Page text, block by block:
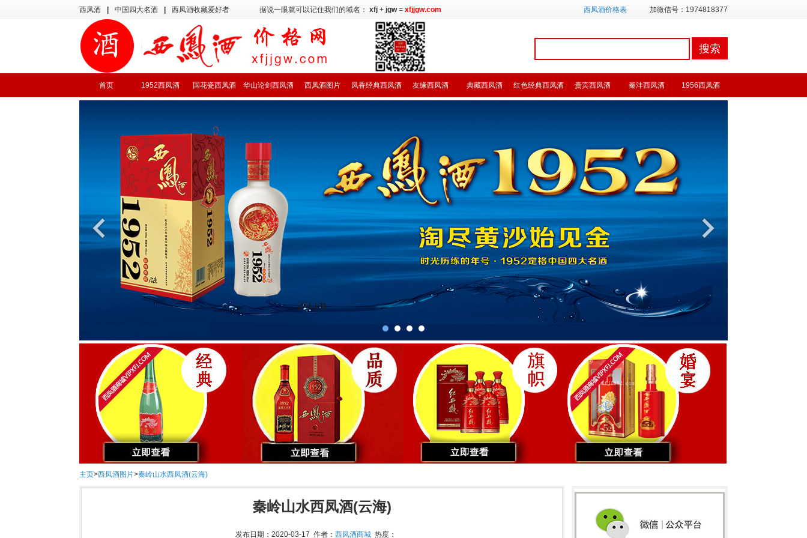
西凤酒 中国四大名酒 西凤酒收藏爱好者 据说一眼就可以记住我们的域名： xfj + jgw= xfjjgw.com 西凤酒价格表 加微信号：1974818377
首页 1952西凤酒 国花瓷西凤酒 华山论剑西凤酒 西凤酒图片 凤香经典西凤酒 友缘西凤酒 典藏西凤酒 红色经典西凤酒 贵宾西凤酒 秦沣西凤酒 1956西凤酒
主页>西凤酒图片>秦岭山水西凤酒(云海)
秦岭山水西凤酒(云海)
发布日期：2020-03-17 作者： 西凤酒商城热度：